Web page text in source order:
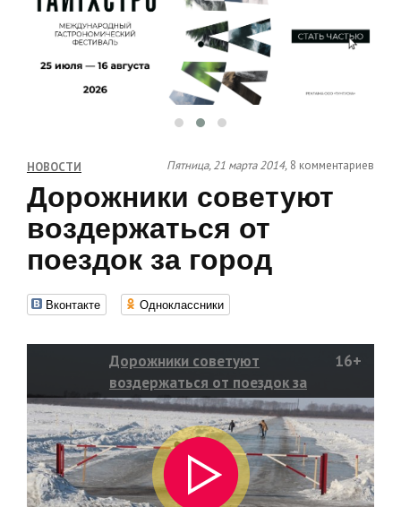
НОВОСТИ Пятница, 21 марта 2014, 8 комментариев
Дорожники советуют
воздержаться от
поездок за город
Вконтакте Одноклассники
Дорожники советуют
воздержаться от поездок за
город
16+